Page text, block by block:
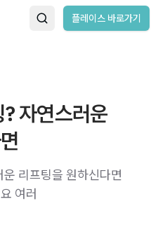
플레이스 바로가기
자연스러운
리프팅을 원하신다면
여러